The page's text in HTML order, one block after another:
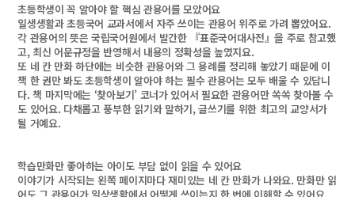
초등학생이 꼭 알아야 할 핵심 관용어를 모았어요
일생생활과 초등국어 교과서에서 자주 쓰이는 관용어 위주로 가려 뽑았어요.
각 관용어의 뜻은 국립국어원에서 발간한 『표준국어대사전』을 주로 참고했
고, 최신 어문규정을 반영해서 내용의 정확성을 높였지요.
또 네 칸 만화 하단에는 비슷한 관용어와 그 용례를 정리해 놓았기 때문에 이
책 한 권만 봐도 초등학생이 알아야 하는 필수 관용어는 모두 배울 수 있답니
다. 책 마지막에는 ‘찾아보기’ 코너가 있어서 필요한 관용어만 쏙쏙 찾아볼 수
도 있어요. 다채롭고 풍부한 읽기와 말하기, 글쓰기를 위한 최고의 교양서가
될 거예요.
학습만화만 좋아하는 아이도 부담 없이 읽을 수 있어요
이야기가 시작되는 왼쪽 페이지마다 재미있는 네 칸 만화가 나와요. 만화만 읽
어도 그 관용어가 일상생활에서 어떻게 쓰이는지 한 번에 이해할 수 있어요.